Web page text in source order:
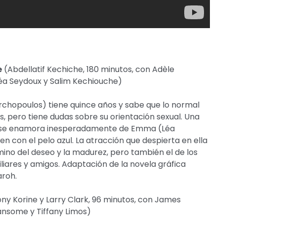
(Abdellatif Kechiche, 180 minutos, con Adèle
Seydoux y Salim Kechiouche)
tiene quince años y sabe que lo normal
pero tiene dudas sobre su orientación sexual. Una
enamora inesperadamente de Emma (Léa
con el pelo azul. La atracción que despierta en ella
del deseo y la madurez, pero también el de los
y amigos. Adaptación de la novela gráfica
Korine y Larry Clark, 96 minutos, con James
y Tiffany Limos)